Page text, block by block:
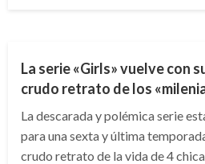
La serie «Girls» vuelve con
crudo retrato de los
La descarada y polémica serie
para una sexta y última
crudo retrato de la vida de 4